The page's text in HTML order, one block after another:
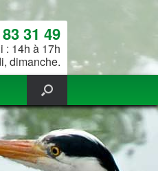
31 49
: 14h à 17h
dimanche.